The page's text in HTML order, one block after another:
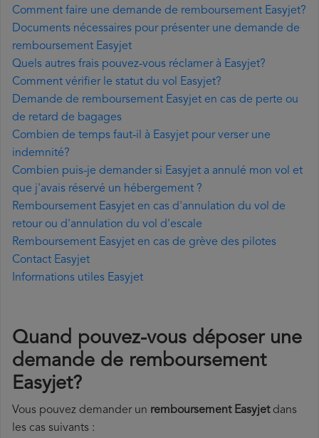
Comment faire une demande de remboursement Easyjet?
Documents nécessaires pour présenter une demande de
remboursement Easyjet
Quels autres frais pouvez-vous réclamer à Easyjet?
Comment vérifier le statut du vol Easyjet?
Demande de remboursement Easyjet en cas de perte ou
de retard de bagages
Combien de temps faut-il à Easyjet pour verser une
indemnité?
Combien puis-je demander si Easyjet a annulé mon vol et
que j'avais réservé un hébergement ?
Remboursement Easyjet en cas d'annulation du vol de
retour ou d'annulation du vol d'escale
Remboursement Easyjet en cas de grève des pilotes
Contact Easyjet
Informations utiles Easyjet
Quand pouvez-vous déposer une
demande de remboursement
Easyjet?
Vous pouvez demander un remboursement Easyjetdans
les cas suivants :